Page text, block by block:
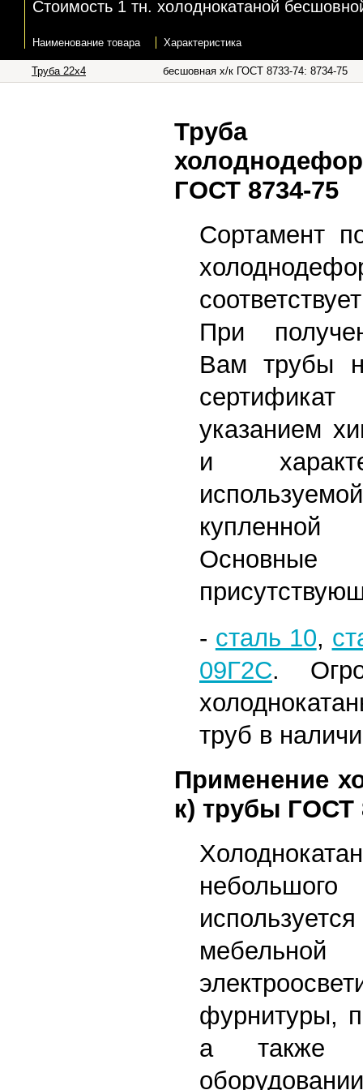
Стоимость 1 тн. холоднокатаной
Наименование товара Характеристика
Труба 22x4 бесшовная х/к ГОСТ 8733-74: 8734-75
ГОСТ 8734-75
Сортамент
При
Вам трубы
указанием
и
- сталь 10,
09Г2С.
труб в
Применение
к) трубы ГОСТ
фурнитуры,
а также